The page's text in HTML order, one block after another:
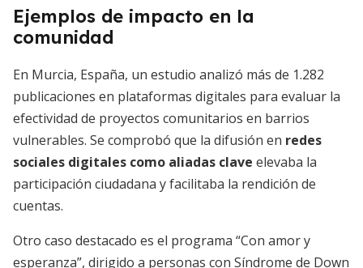
Ejemplos de impacto en la
comunidad
En Murcia, España, un estudio analizó más de 1.282
publicaciones en plataformas digitales para evaluar la
efectividad de proyectos comunitarios en barrios
vulnerables. Se comprobó que la difusión en redes
sociales digitales como aliadas clave elevaba la
participación ciudadana y facilitaba la rendición de
cuentas.
Otro caso destacado es el programa “Con amor y
esperanza”, dirigido a personas con Síndrome de Down